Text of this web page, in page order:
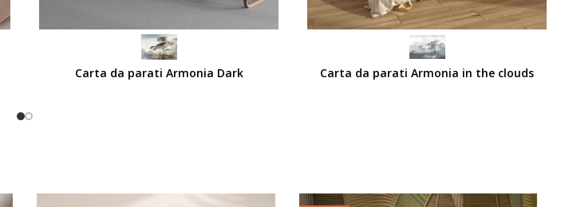
Carta da parati Armonia Dark Carta da parati Armonia in the clouds